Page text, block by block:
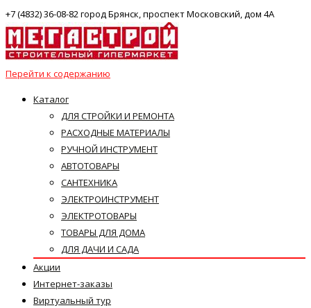
+7 (4832) 36-08-82 город Брянск, проспект Московский, дом 4А
Перейти к содержанию
Каталог
ДЛЯ СТРОЙКИ И РЕМОНТА
РАСХОДНЫЕ МАТЕРИАЛЫ
РУЧНОЙ ИНСТРУМЕНТ
АВТОТОВАРЫ
САНТЕХНИКА
ЭЛЕКТРОИНСТРУМЕНТ
ЭЛЕКТРОТОВАРЫ
ТОВАРЫ ДЛЯ ДОМА
ДЛЯ ДАЧИ И САДА
Акции
Интернет-заказы
Виртуальный тур